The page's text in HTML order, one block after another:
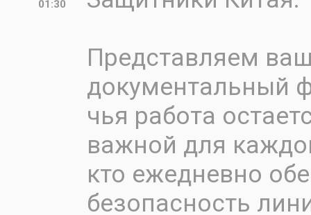
01:30
Представляем
документальный
чья работа
важной для
кто ежедневно
безопасность